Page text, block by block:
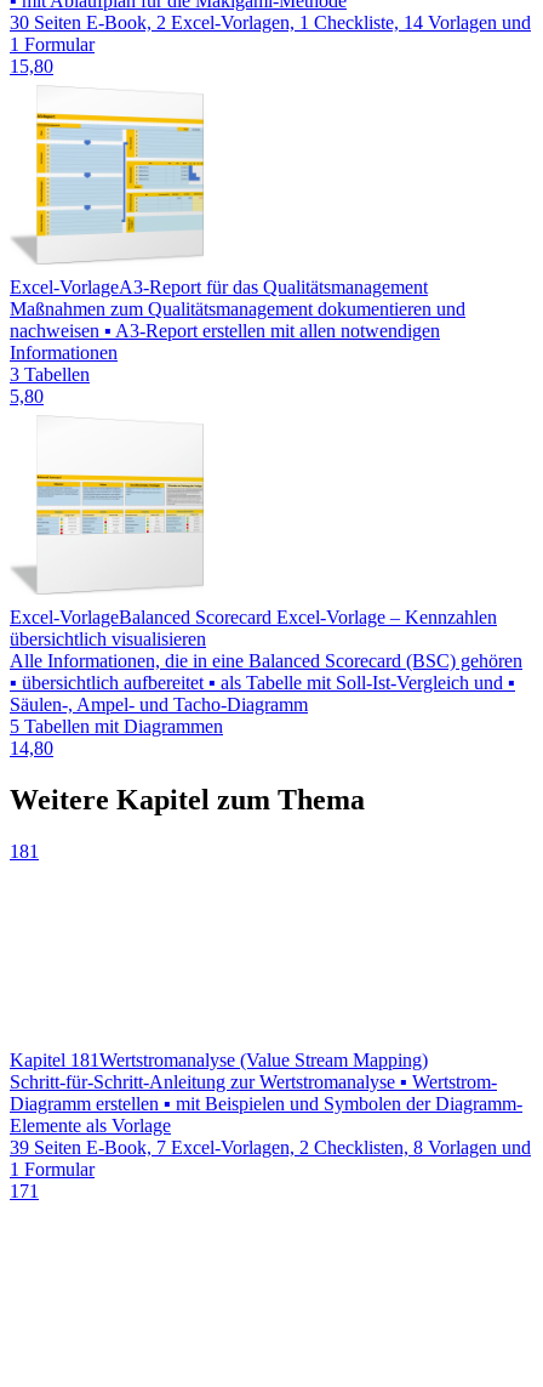
30 Seiten E-Book, 2 Excel-Vorlagen, 1 Checkliste, 14 Vorlagen und
1 Formular
15,80
Excel-VorlageA3-Report für das Qualitätsmanagement
Maßnahmen zum Qualitätsmanagement dokumentieren und
nachweisen ▪ A3-Report erstellen mit allen notwendigen
Informationen
3 Tabellen
5,80
Excel-VorlageBalanced Scorecard Excel-Vorlage – Kennzahlen
übersichtlich visualisieren
Alle Informationen, die in eine Balanced Scorecard (BSC) gehören
▪ übersichtlich aufbereitet ▪ als Tabelle mit Soll-Ist-Vergleich und ▪
Säulen-, Ampel- und Tacho-Diagramm
5 Tabellen mit Diagrammen
14,80
Weitere Kapitel zum Thema
181
Kapitel 181Wertstromanalyse (Value Stream Mapping)
Schritt-für-Schritt-Anleitung zur Wertstromanalyse ▪ Wertstrom-
Diagramm erstellen ▪ mit Beispielen und Symbolen der Diagramm-
Elemente als Vorlage
39 Seiten E-Book, 7 Excel-Vorlagen, 2 Checklisten, 8 Vorlagen und
1 Formular
171